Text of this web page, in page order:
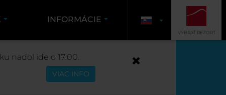
INFORMÁCIE
VYBRAŤ REZORT
nadol ide o 17:00.
VIAC INFO